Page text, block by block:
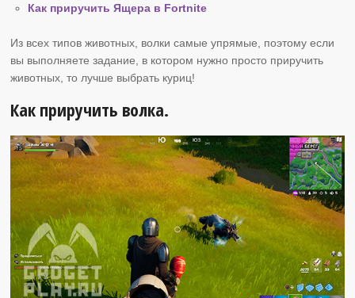
Как приручить Ящера в Fortnite
Из всех типов животных, волки самые упрямые, поэтому если
вы выполняете задание, в котором нужно просто приручить
животных, то лучше выбрать куриц!
Как приручить волка.